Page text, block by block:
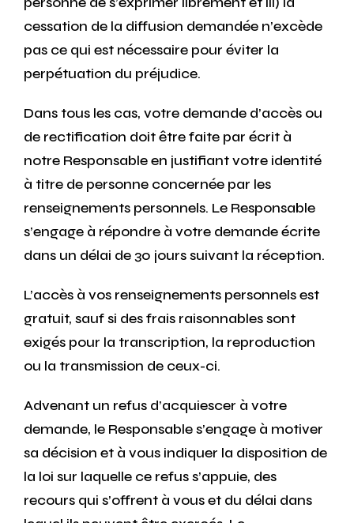
cessation de la diffusion demandée n’excède
pas ce qui est nécessaire pour éviter la
perpétuation du préjudice.
Dans tous les cas, votre demande d’accès ou
de rectification doit être faite par écrit à
notre Responsable en justifiant votre identité
à titre de personne concernée par les
renseignements personnels. Le Responsable
s’engage à répondre à votre demande écrite
dans un délai de 30 jours suivant la réception.
L’accès à vos renseignements personnels est
gratuit, sauf si des frais raisonnables sont
exigés pour la transcription, la reproduction
ou la transmission de ceux-ci.
Advenant un refus d’acquiescer à votre
demande, le Responsable s’engage à motiver
sa décision et à vous indiquer la disposition de
la loi sur laquelle ce refus s’appuie, des
recours qui s’offrent à vous et du délai dans